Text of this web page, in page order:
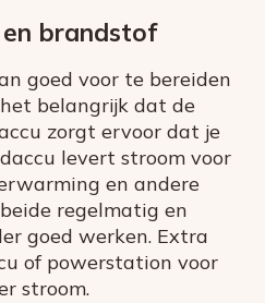
brandstof
goed voor te bereiden
belangrijk dat de
zorgt ervoor dat je
levert stroom voor
en andere
regelmatig en
goed werken. Extra
of powerstation voor
stroom.